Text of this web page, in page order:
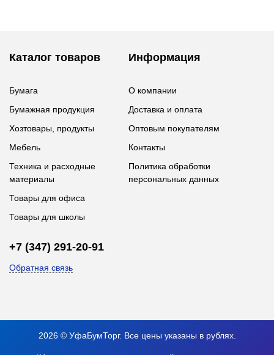
Каталог товаров
Бумага
Бумажная продукция
Хозтовары, продукты
Мебель
Техника и расходные
материалы
Товары для офиса
Товары для школы
Информация
О компании
Доставка и оплата
Оптовым покупателям
Контакты
Политика обработки
персональных данных
+7 (347) 291-20-91
Обратная связь
2026 © УфаБумТорг. Все цены указаны в рублях.